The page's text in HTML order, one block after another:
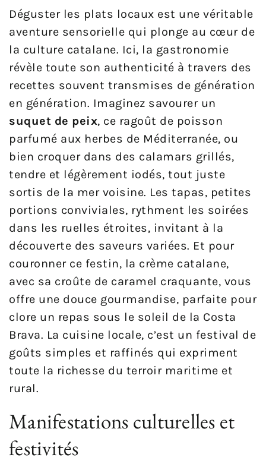
Déguster les plats locaux est une véritable
aventure sensorielle qui plonge au cœur de
la culture catalane. Ici, la gastronomie
révèle toute son authenticité à travers des
recettes souvent transmises de génération
en génération. Imaginez savourer un
suquet de peix, ce ragoût de poisson
parfumé aux herbes de Méditerranée, ou
bien croquer dans des calamars grillés,
tendre et légèrement iodés, tout juste
sortis de la mer voisine. Les tapas, petites
portions conviviales, rythment les soirées
dans les ruelles étroites, invitant à la
découverte des saveurs variées. Et pour
couronner ce festin, la crème catalane,
avec sa croûte de caramel craquante, vous
offre une douce gourmandise, parfaite pour
clore un repas sous le soleil de la Costa
Brava. La cuisine locale, c’est un festival de
goûts simples et raffinés qui expriment
toute la richesse du terroir maritime et
rural.
Manifestations culturelles et
festivités